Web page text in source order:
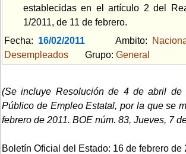
establecidas en el artículo 2 del
1/2011, de 11 de febrero.
Fecha: 16/02/2011Ambito:
Desempleados Grupo: General
(Se incluye Resolución de 4 de abril de
Público de Empleo Estatal, por la que se
febrero de 2011. BOE núm. 83, Jueves, 7
Boletín Oficial del Estado: 16 de febrero de